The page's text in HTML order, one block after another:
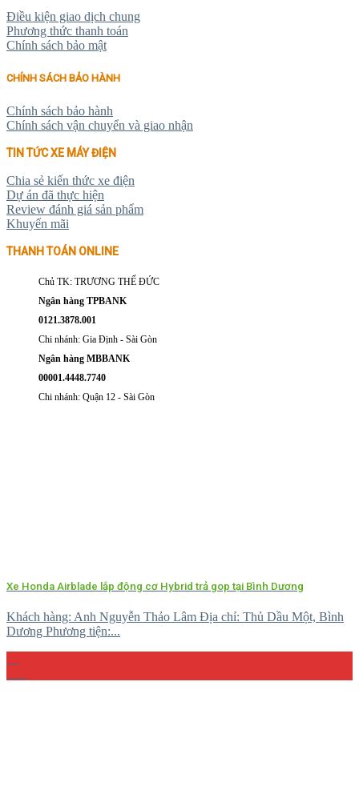
Điều kiện giao dịch chung
Phương thức thanh toán
Chính sách bảo mật
CHÍNH SÁCH BẢO HÀNH
Chính sách bảo hành
Chính sách vận chuyển và giao nhận
TIN TỨC XE MÁY ĐIỆN
Chia sẻ kiến thức xe điện
Dự án đã thực hiện
Review đánh giá sản phẩm
Khuyến mãi
THANH TOÁN ONLINE
Chủ TK: TRƯƠNG THẾ ĐỨC
Ngân hàng TPBANK
0121.3878.001
Chi nhánh: Gia Định - Sài Gòn
Ngân hàng MBBANK
00001.4448.7740
Chi nhánh: Quận 12 - Sài Gòn
Xe Honda Airblade lắp động cơ Hybrid trả gop tại Bình Dương
Khách hàng: Anh Nguyễn Thảo Lâm Địa chỉ: Thủ Dầu Một, Bình
Dương Phương tiện:...